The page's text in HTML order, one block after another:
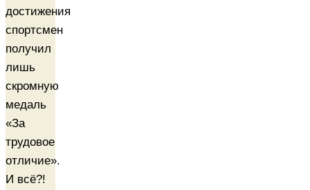
достижения
спортсмен
получил
лишь
скромную
медаль
«За
трудовое
отличие».
И всё?!